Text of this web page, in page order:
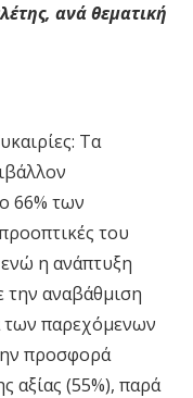
ανά θεματική
Τα
66% των
του
ενώ η ανάπτυξη
την αναβάθμιση
των παρεχόμενων
προσφορά
αξίας (55%), παρά